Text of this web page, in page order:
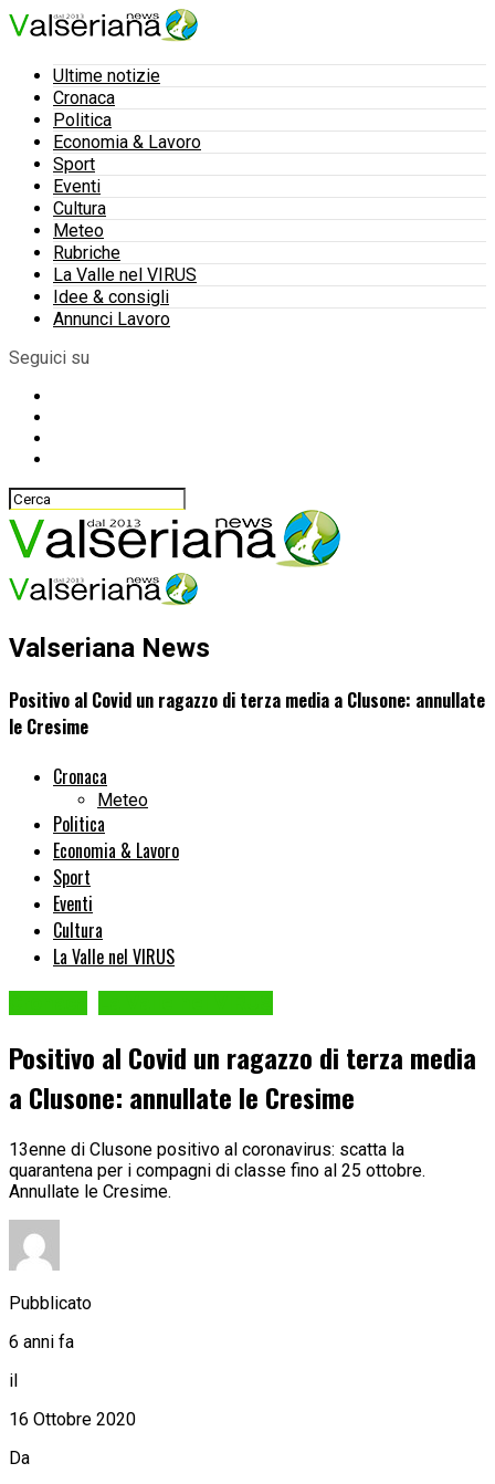
Ultime notizie
Cronaca
Politica
Economia & Lavoro
Sport
Eventi
Cultura
Meteo
Rubriche
La Valle nel VIRUS
Idee & consigli
Annunci Lavoro
Seguici su
Valseriana News
Positivo al Covid un ragazzo di terza media a Clusone: annullate
le Cresime
Cronaca
Meteo
Politica
Economia & Lavoro
Sport
Eventi
Cultura
La Valle nel VIRUS
Positivo al Covid un ragazzo di terza media
a Clusone: annullate le Cresime
13enne di Clusone positivo al coronavirus: scatta la
quarantena per i compagni di classe fino al 25 ottobre.
Annullate le Cresime.
Pubblicato
6 anni fa
il
16 Ottobre 2020
Da